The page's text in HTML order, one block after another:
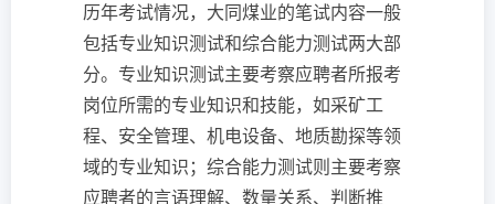
历年考试情况，大同煤业的笔试内容一般
包括专业知识测试和综合能力测试两大部
分。专业知识测试主要考察应聘者所报考
岗位所需的专业知识和技能，如采矿工
程、安全管理、机电设备、地质勘探等领
域的专业知识；综合能力测试则主要考察
应聘者的言语理解、数量关系、判断推